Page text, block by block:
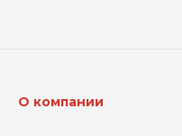
О компании